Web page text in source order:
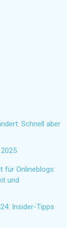
Schnell aber
für Onlineblogs:
und
Insider-Tipps